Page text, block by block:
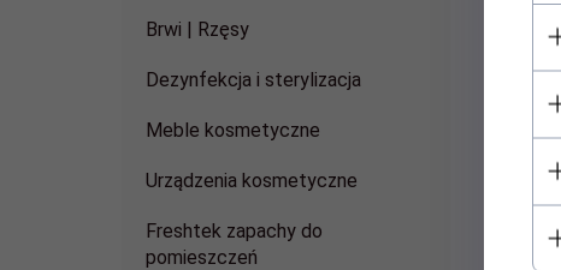
Brwi | Rzęsy
Dezynfekcja i sterylizacja
Meble kosmetyczne
Urządzenia kosmetyczne
Freshtek zapachy do
pomieszczeń